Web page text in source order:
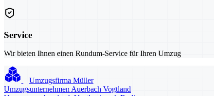
Service
Wir bieten Ihnen einen Rundum-Service für Ihren Umzug
Umzugsfirma Müller
Umzugsunternehmen Auerbach Vogtland